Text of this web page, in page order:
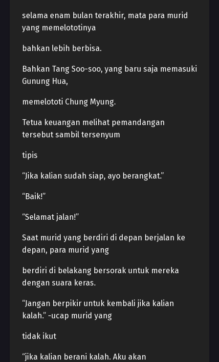
selama enam bulan terakhir, mata para murid
yang memelototinya
bahkan lebih berbisa.
Bahkan Tang Soo-soo, yang baru saja memasuki
Gunung Hua,
memelototi Chung Myung.
Tetua keuangan melihat pemandangan
tersebut sambil tersenyum
tipis
“Jika kalian sudah siap, ayo berangkat.”
“Baik!”
“Selamat jalan!”
Saat murid yang berdiri di depan berjalan ke
depan, para murid yang
berdiri di belakang bersorak untuk mereka
dengan suara keras.
“Jangan berpikir untuk kembali jika kalian
kalah.” -ucap murid yang
tidak ikut
“jika kalian berani kalah. Aku akan